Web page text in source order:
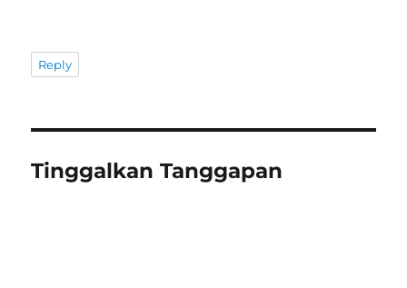
Reply
Tinggalkan Tanggapan